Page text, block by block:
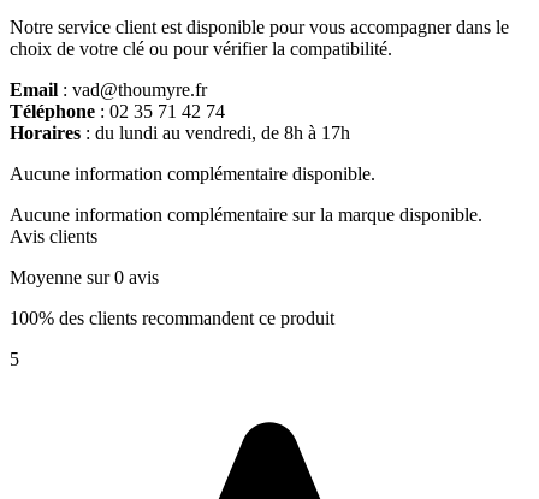
Notre service client est disponible pour vous accompagner dans le
choix de votre clé ou pour vérifier la compatibilité.
Email : vad@thoumyre.fr
Téléphone : 02 35 71 42 74
Horaires : du lundi au vendredi, de 8h à 17h
Aucune information complémentaire disponible.
Aucune information complémentaire sur la marque disponible.
Avis clients
Moyenne sur 0 avis
100% des clients recommandent ce produit
5